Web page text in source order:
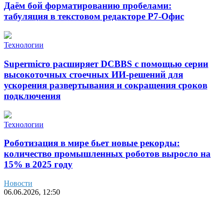
Даём бой форматированию пробелами:
табуляция в текстовом редакторе Р7-Офис
Технологии
Supermicro расширяет DCBBS с помощью серии
высокоточных стоечных ИИ-решений для
ускорения развертывания и сокращения сроков
подключения
Технологии
Роботизация в мире бьет новые рекорды:
количество промышленных роботов выросло на
15% в 2025 году
Новости
06.06.2026, 12:50